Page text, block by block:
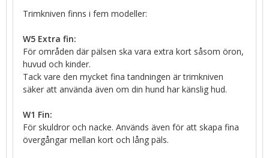
Trimkniven finns i fem modeller:
W5 Extra fin:
För områden där pälsen ska vara extra kort såsom öron,
huvud och kinder.
Tack vare den mycket fina tandningen är trimkniven
säker att använda även om din hund har känslig hud.
W1 Fin:
För skuldror och nacke. Används även för att skapa fina
övergångar mellan kort och lång päls.